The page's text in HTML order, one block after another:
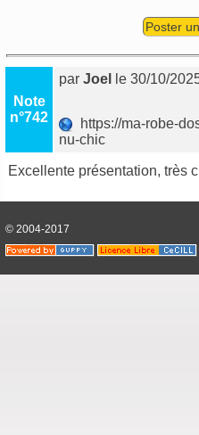
Poster
Note
n°742
parJoel le 30/10/
https://ma-robe-
nu-chic
Excellente présentation, très
© 2004-2017